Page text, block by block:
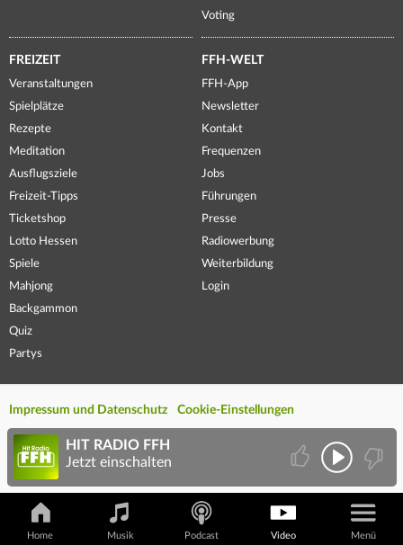
Voting
FREIZEIT
Veranstaltungen
Spielplätze
Rezepte
Meditation
Ausflugsziele
Freizeit-Tipps
Ticketshop
Lotto Hessen
Spiele
Mahjong
Backgammon
Quiz
Partys
FFH-WELT
FFH-App
Newsletter
Kontakt
Frequenzen
Jobs
Führungen
Presse
Radiowerbung
Weiterbildung
Login
Impressum und Datenschutz Cookie-Einstellungen
Home Musik Podcast Video Menü
HIT RADIO FFH
Jetzt einschalten